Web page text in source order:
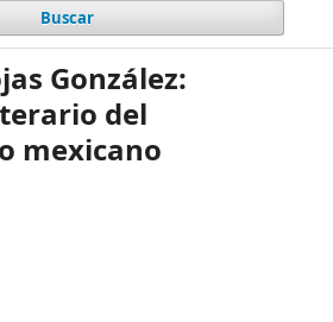
Buscar
González:
del
mexicano